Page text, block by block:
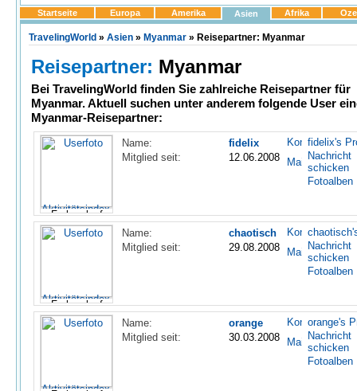
Startseite Europa Amerika Asien Afrika
TravelingWorld » Asien » Myanmar » Reisepartner: Myanmar
Reisepartner: Myanmar
Bei TravelingWorld finden Sie zahlreiche Reisepartner für
Myanmar. Aktuell suchen unter anderem folgende User
Myanmar-Reisepartner:
Name:
fidelix
Mitglied seit:
12.06.2008
fidelix's
Nachricht
schicken
Fotoalben
Name:
chaotisch
Mitglied seit:
29.08.2008
Nachricht
schicken
Fotoalben
Name:
orange
Mitglied seit:
30.03.2008
orange's
Nachricht
schicken
Fotoalben